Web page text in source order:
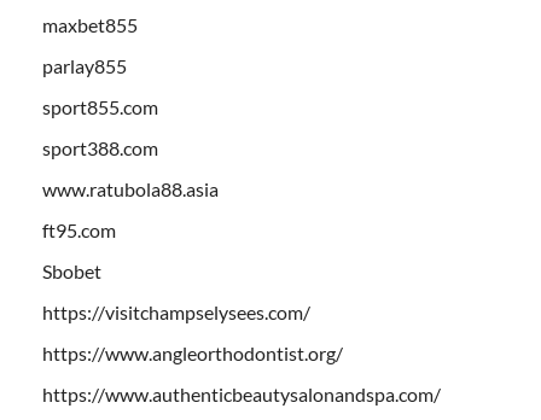
maxbet855
parlay855
sport855.com
sport388.com
www.ratubola88.asia
ft95.com
Sbobet
https://visitchampselysees.com/
https://www.angleorthodontist.org/
https://www.authenticbeautysalonandspa.com/